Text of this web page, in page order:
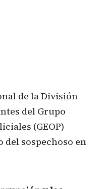
de la División
del Grupo
(GEOP)
sospechoso en